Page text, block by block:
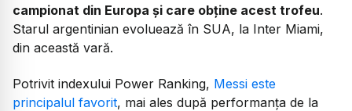
campionat din Europa și care obține acest trofeu.
Starul argentinian evoluează în SUA, la Inter Miami,
din această vară.
Potrivit indexului Power Ranking, Messi este
principalul favorit, mai ales după performanța de la